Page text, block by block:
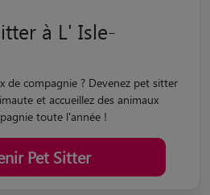
à L' Isle-
de compagnie ? Devenez pet sitter
et accueillez des animaux
toute l'année !
Pet Sitter